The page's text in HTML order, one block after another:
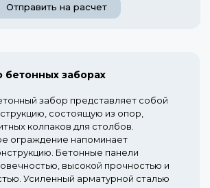
Отправить на расчет
заборах
забор представляет собой
состоящую из опор,
колпаков для столбов.
ограждение напоминает
Бетонные панели
высокой прочностью и
Усиленный арматурной сталью